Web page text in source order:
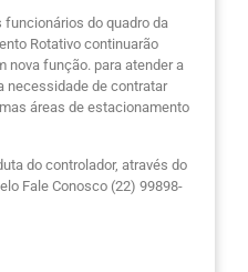
funcionários do quadro da
Rotativo continuarão
nova função. para atender a
necessidade de contratar
áreas de estacionamento
do controlador, através do
Fale Conosco (22) 99898-